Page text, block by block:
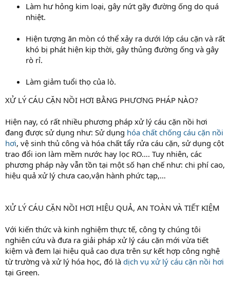
Làm hư hỏng kim loại, gây nứt gãy đường ống do quá
nhiệt.
Hiện tượng ăn mòn có thể xảy ra dưới lớp cáu cặn và rất
khó bị phát hiện kịp thời, gây thủng đường ống và gây
rò rỉ.
Làm giảm tuổi thọ của lò.
XỬ LÝ CÁU CẶN NỒI HƠI BẰNG PHƯƠNG PHÁP NÀO?
Hiện nay, có rất nhiều phương pháp xử lý cáu cặn nồi hơi
đang được sử dụng như: Sử dụng hóa chất chống cáu cặn nồi
hơi, vệ sinh thủ công và hóa chất tẩy rửa cáu cặn, sử dụng cột
trao đổi ion làm mềm nước hay lọc RO…. Tuy nhiên, các
phương pháp này vẫn tồn tại một số hạn chế như: chi phí cao,
hiệu quả xử lý chưa cao,vận hành phức tạp,…
XỬ LÝ CÁU CẶN NỒI HƠI HIỆU QUẢ, AN TOÀN VÀ TIẾT KIỆM
Với kiến thức và kinh nghiệm thực tế, công ty chúng tôi
nghiên cứu và đưa ra giải pháp xử lý cáu cặn mới vừa tiết
kiệm và đem lại hiệu quả cao dựa trên sự kết hợp công nghệ
từ trường và xử lý hóa học, đó là dịch vụ xử lý cáu cặn nồi hơi
tại Green.